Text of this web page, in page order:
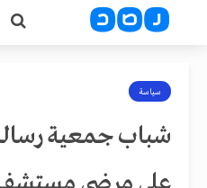
سياسة
شباب جمعية